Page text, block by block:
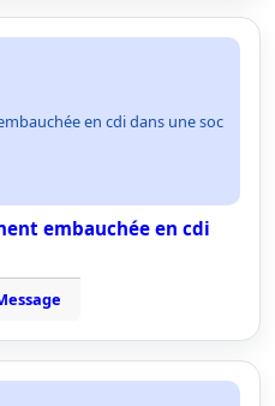
en cdi dans une soc
embauchée en cdi